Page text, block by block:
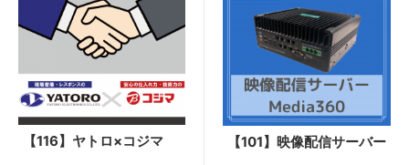
【116】ヤトロ×コジマ 【101】映像配信サーバー